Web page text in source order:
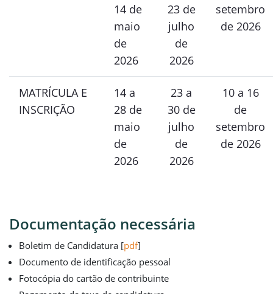
14 de
maio
de
2026
23 de
julho
de
2026
setembro
de 2026
MATRÍCULA E
INSCRIÇÃO
14 a
28 de
maio
de
2026
23 a
30 de
julho
de
2026
10 a 16
de
setembro
de 2026
Documentação necessária
Boletim de Candidatura [pdf]
Documento de identificação pessoal
Fotocópia do cartão de contribuinte